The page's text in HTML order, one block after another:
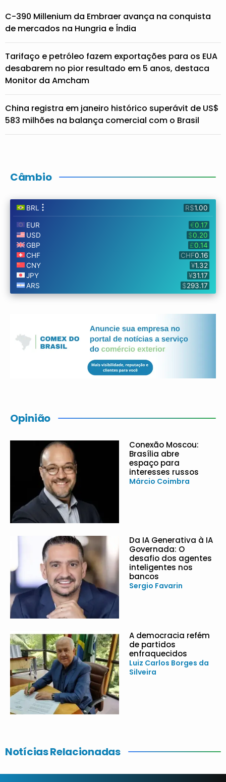
C-390 Millenium da Embraer avança na conquista
de mercados na Hungria e Índia
Tarifaço e petróleo fazem exportações para os EUA
desabarem no pior resultado em 5 anos, destaca
Monitor da Amcham
China registra em janeiro histórico superávit de US$
583 milhões na balança comercial com o Brasil
Câmbio
Opinião
Conexão Moscou:
Brasília abre
espaço para
interesses russos
Márcio Coimbra
Da IA Generativa à IA
Governada: O
desafio dos agentes
inteligentes nos
bancos
Sergio Favarin
A democracia refém
de partidos
enfraquecidos
Luiz Carlos Borges da
Silveira
Notícias Relacionadas